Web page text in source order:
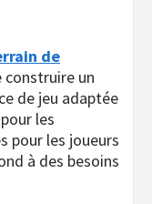
de
construire un
de jeu adaptée
les
pour les joueurs
à des besoins